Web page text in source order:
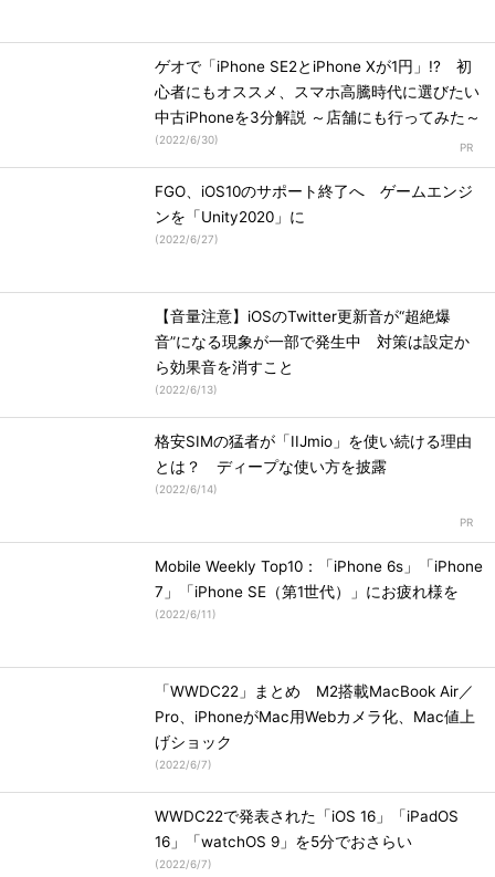
ゲオで「iPhone SE2とiPhone Xが1円」!? 初
心者にもオススメ、スマホ高騰時代に選びたい
中古iPhoneを3分解説 ～店舗にも行ってみた～
(2022/6/30)
FGO、iOS10のサポート終了へ ゲームエンジ
ンを「Unity2020」に
(2022/6/27)
【音量注意】iOSのTwitter更新音が“超絶爆
音”になる現象が一部で発生中 対策は設定か
ら効果音を消すこと
(2022/6/13)
格安SIMの猛者が「IIJmio」を使い続ける理由
とは？ ディープな使い方を披露
(2022/6/14)
Mobile Weekly Top10：「iPhone 6s」「iPhone
7」「iPhone SE（第1世代）」にお疲れ様を
(2022/6/11)
「WWDC22」まとめ M2搭載MacBook Air／
Pro、iPhoneがMac用Webカメラ化、Mac値上
げショック
(2022/6/7)
WWDC22で発表された「iOS 16」「iPadOS
16」「watchOS 9」を5分でおさらい
(2022/6/7)